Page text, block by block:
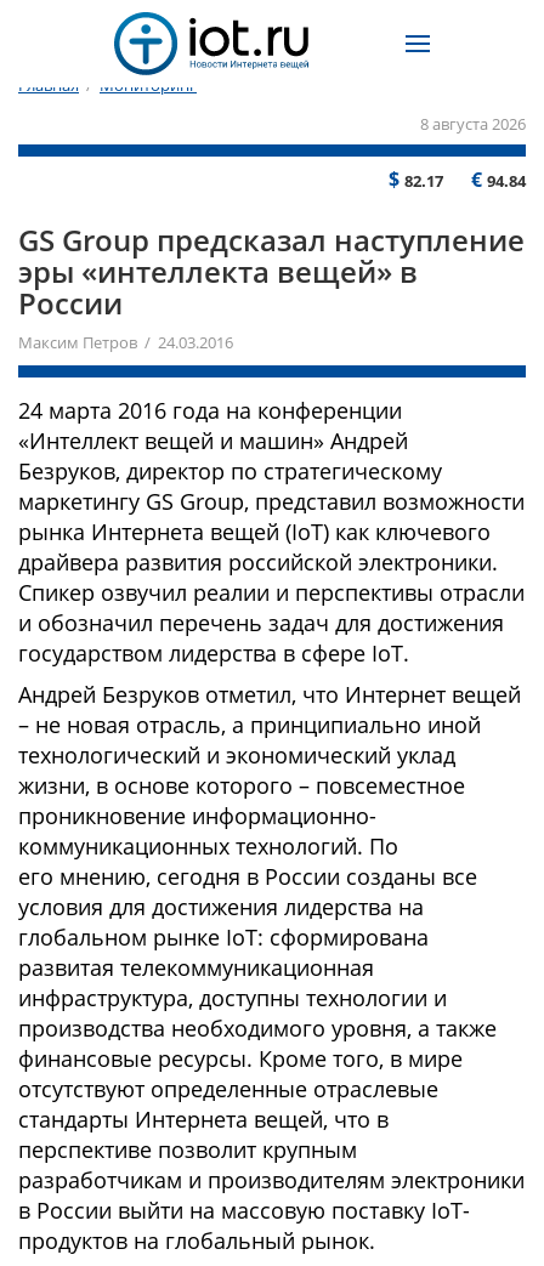
Главная / Мониторинг
8 августа 2026
$ 82.17 € 94.84
GS Group предсказал наступление
эры «интеллекта вещей» в
России
Максим Петров / 24.03.2016
24 марта 2016 года на конференции
«Интеллект вещей и машин» Андрей
Безруков, директор по стратегическому
маркетингу GS Group, представил возможности
рынка Интернета вещей (IoT) как ключевого
драйвера развития российской электроники.
Спикер озвучил реалии и перспективы отрасли
и обозначил перечень задач для достижения
государством лидерства в сфере IoT.
Андрей Безруков отметил, что Интернет вещей
– не новая отрасль, а принципиально иной
технологический и экономический уклад
жизни, в основе которого – повсеместное
проникновение информационно-
коммуникационных технологий. По
его мнению, сегодня в России созданы все
условия для достижения лидерства на
глобальном рынке IoT: сформирована
развитая телекоммуникационная
инфраструктура, доступны технологии и
производства необходимого уровня, а также
финансовые ресурсы. Кроме того, в мире
отсутствуют определенные отраслевые
стандарты Интернета вещей, что в
перспективе позволит крупным
разработчикам и производителям электроники
в России выйти на массовую поставку IoT-
продуктов на глобальный рынок.